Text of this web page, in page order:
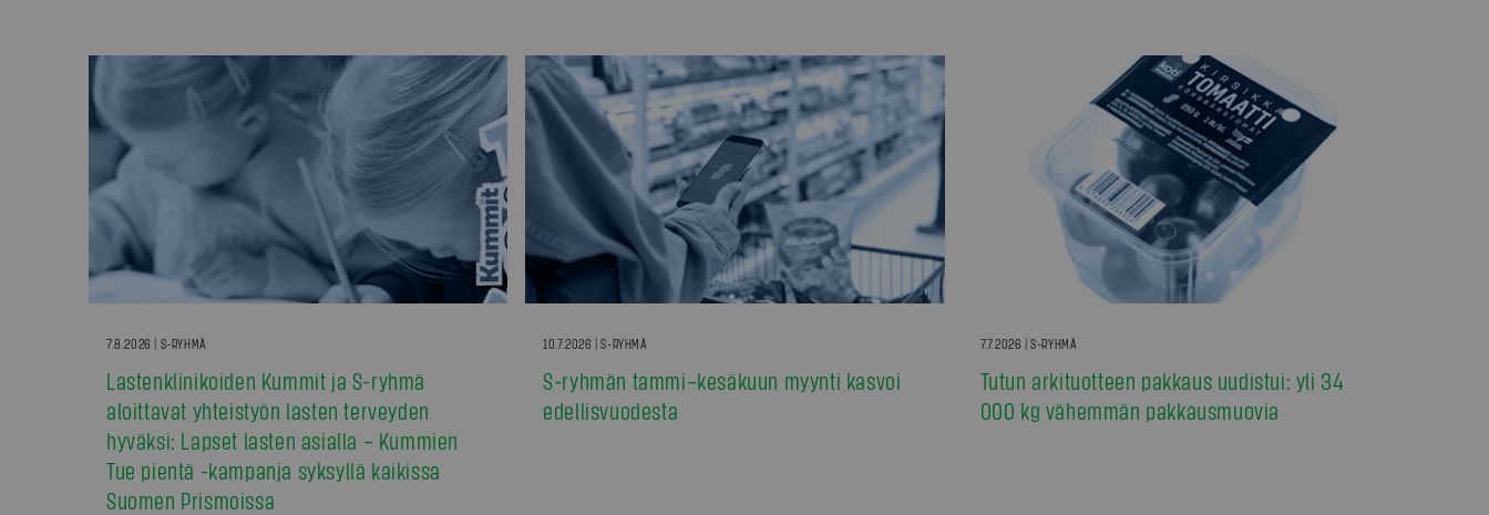
7.8.2026 | S-RYHMÄ
Lastenklinikoiden Kummit ja S-ryhmä
aloittavat yhteistyön lasten terveyden
hyväksi: Lapset lasten asialla – Kummien
Tue pientä -kampanja syksyllä kaikissa
Suomen Prismoissa
10.7.2026 | S-RYHMÄ
S-ryhmän tammi–kesäkuun myynti kasvoi
edellisvuodesta
7.7.2026 | S-RYHMÄ
Tutun arkituotteen pakkaus uudistui: yli 34
000 kg vähemmän pakkausmuovia